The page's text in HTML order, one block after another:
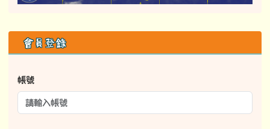
右邊區域內容
會員登錄
帳號